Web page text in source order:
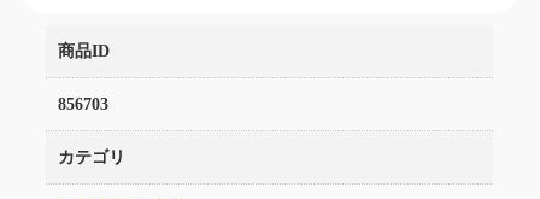
商品ID
856703
カテゴリ